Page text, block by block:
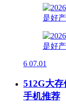
6 07.01
512G大
手机推荐